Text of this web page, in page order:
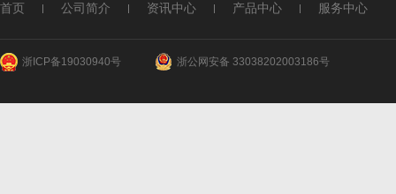
首页 公司简介 资讯中心 产品中心 服务中心
浙ICP备19030940号 浙公网安备 33038202003186号